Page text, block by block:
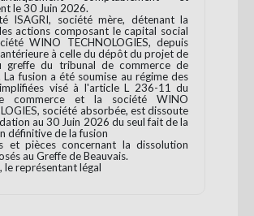
le 30 Juin 2026.
ISAGRI, société mère, détenant la
actions composant le capital social
WINO TECHNOLOGIES, depuis
à celle du dépôt du projet de
greffe du tribunal de commerce de
La fusion a été soumise au régime des
visé à l'article L 236-11 du
commerce et la société WINO
société absorbée, est dissoute
au 30 Juin 2026 du seul fait de la
définitive de la fusion
et pièces concernant la dissolution
au Greffe de Beauvais.
le représentant légal